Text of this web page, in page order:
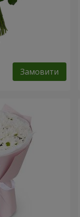
Замовити